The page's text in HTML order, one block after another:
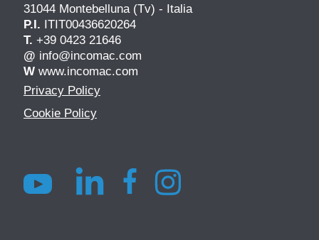
31044 Montebelluna (Tv) - Italia
P.I. ITIT00436620264
T. +39 0423 21646
@ info@incomac.com
W www.incomac.com
Privacy Policy
Cookie Policy